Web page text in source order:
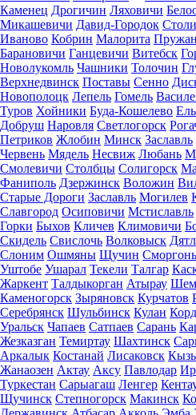
Каменец Дрогичин Ляховичи
Микашевичи Давид-Городок
Иваново Кобрин Малорита
Барановичи Ганцевичи Витебск
Новолукомль Чашники Толочин
Верхнедвинск Поставы Сенно
Новополоцк Лепель Гомель
Туров Хойники Буда-Кошелево
Добруш Наровля Светлогорск
Петриков Жлобин Минск Заславль
Червень Мядель Несвиж Любань
Смолевичи Столбцы Солигорск
Фаниполь Дзержинск Воложин
Старые Дороги Заславль Могилев
Славгород Осиповичи Мстиславль
Горки Быхов Кличев Климовичи
Скидель Свислочь Волковыск
Слоним Ошмяны Щучин Сморгонь
Уштобе Ушарал Текели Талгар
Жаркент Талдыкорган Атырау
Каменогорск Зыряновск Курчатов
Серебрянск Шульбинск Кулан
Уральск Чапаев Сатпаев Сарань
Жезказган Темиртау Шахтинск
Аркалык Костанай Лисаковск
Жанаозен Актау Аксу Павлодар
Туркестан Сарыагаш Ленгер
Щучинск Степногорск Макинск